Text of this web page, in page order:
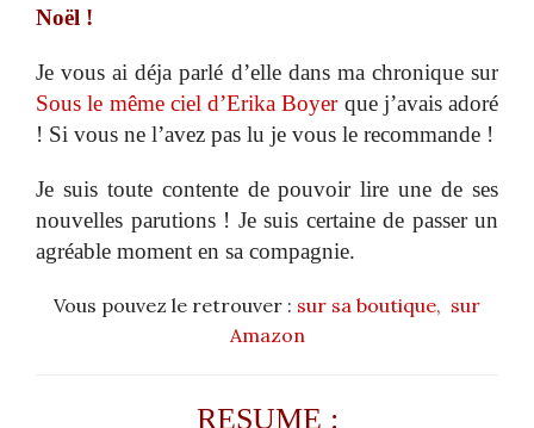
Noël !
Je vous ai déja parlé d’elle dans ma chronique sur
Sous le même ciel d’Erika Boyer que j’avais adoré
! Si vous ne l’avez pas lu je vous le recommande !
Je suis toute contente de pouvoir lire une de ses
nouvelles parutions ! Je suis certaine de passer un
agréable moment en sa compagnie.
Vous pouvez le retrouver : sur sa boutique, sur
Amazon
RESUME :